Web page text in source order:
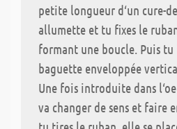
petite longueur d‘un cure-
allumette et tu fixes le
formant une boucle. Puis tu
baguette enveloppée
Une fois introduite dans
va changer de sens et faire